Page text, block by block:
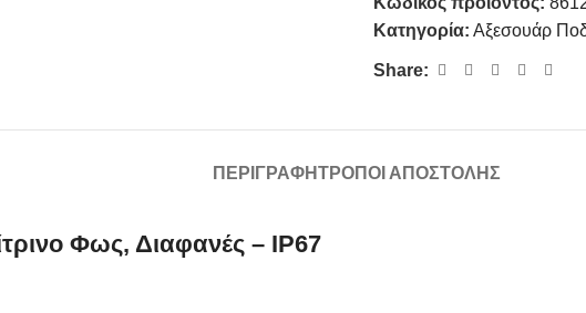
Κατηγορία: Αξεσουάρ
Share:
ΠΕΡΙΓΡΑΦΉΤΡΌΠΟΙ ΑΠΟΣΤΟΛΉΣ
Φως, Διαφανές – IP67